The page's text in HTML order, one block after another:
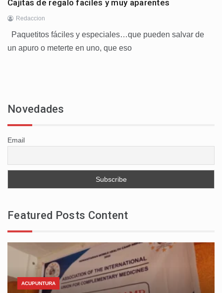
Cajitas de regalo faciles y muy aparentes
Redaccion
Paquetitos fáciles y especiales…que pueden salvar de
un apuro o meterte en uno, que eso
Novedades
Email
Featured Posts Content
ACUPUNTURA